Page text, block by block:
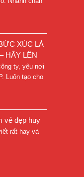
XÚC LÀ
HÃY LÊN
ty, yêu nơi
Luôn tạo cho
vẻ đẹp huy
rất hay và